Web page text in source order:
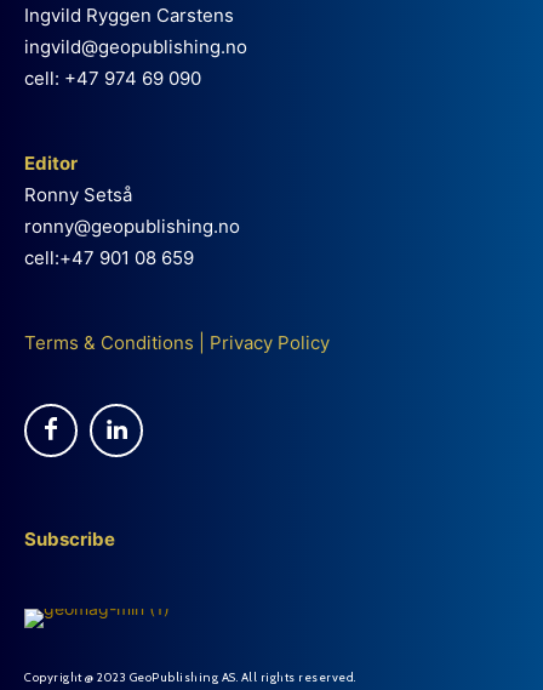
Ingvild Ryggen Carstens
ingvild@geopublishing.no
cell: +47 974 69 090
Editor
Ronny Setså
ronny@geopublishing.no
cell:+47 901 08 659
Terms & Conditions Privacy Policy
Subscribe
Copyright @ 2023 GeoPublishing AS. All rights reserved.